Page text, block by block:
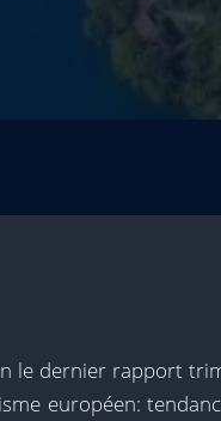
le dernier rapport
européen: